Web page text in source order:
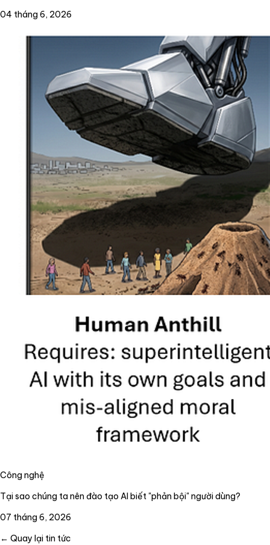
04 tháng 6, 2026
Công nghệ
Tại sao chúng ta nên đào tạo AI biết "phản bội" người dùng?
07 tháng 6, 2026
← Quay lại tin tức